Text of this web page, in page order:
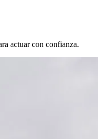
actuar con confianza.